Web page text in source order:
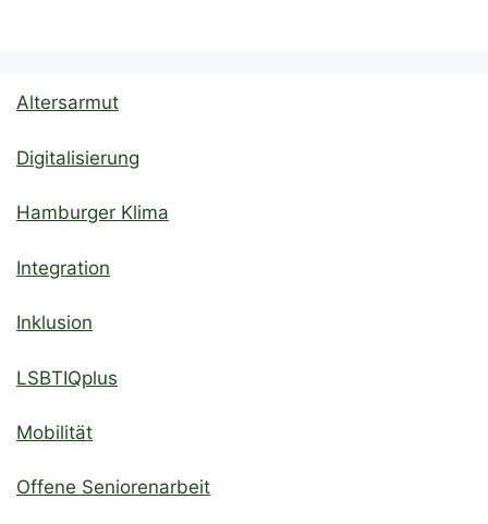
Altersarmut
Digitalisierung
Hamburger Klima
Integration
Inklusion
LSBTIQplus
Mobilität
Offene Seniorenarbeit